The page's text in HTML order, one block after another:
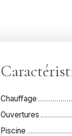
Chauffage
Ouvertures
Piscine